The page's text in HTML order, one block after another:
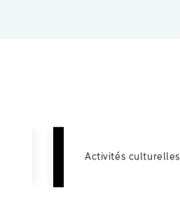
Activités culturelles